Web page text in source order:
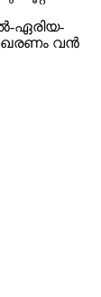
ഏരിയ-
വൻ